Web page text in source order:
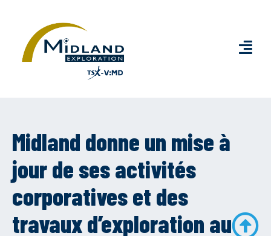
Midland donne un mise à
jour de ses activités
corporatives et des
travaux d’exploration au